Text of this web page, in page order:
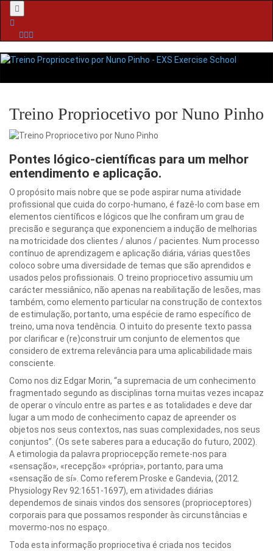
Menu
Treino Propriocetivo por Nuno Pinho
Pontes lógico-científicas para um melhor
entendimento e aplicação.
O propósito mais nobre que se pode aspirar numa atividade
profissional que cuida do corpo-humano, é fazê-lo com base em
elementos científicos e lógicos que lhe confiram um grau de
precisão e segurança que exponenciem a indução de melhorias
na motricidade dos clientes / alunos / pacientes. Num processo
contínuo de aprendizagem e aplicação diária, várias questões
coloco sobre uma diversidade de temas que são aprendidos e
usados pelos profissionais. O treino propriocetivo assumiu um
carácter messiânico, não apenas na reabilitação de lesões, mas
também, como elemento particular na construção de contextos
de estimulação, portanto, uma espécie de ramo específico de
treino, uma nova tendência. O intuito do presente texto passa
por clarificar e (re)construir um conjunto de elementos que
considero de extrema relevância para uma aplicabilidade mais
consciente.
Como nos diz Edgar Morin, “a supremacia de um conhecimento
fragmentado segundo as disciplinas torna muitas vezes incapaz
de operar o vínculo entre as partes e as totalidades e deve dar
lugar a um modo de conhecimento capaz de apreender os
objetos nos seus contextos, nas suas complexidades, nos seus
conjuntos”. (Os sete saberes para a educação do futuro, 2002).
A etimologia da palavra propriocepção remete-nos para
«sensação», «recepção» «própria», portanto, para uma
«sensação de sí». Como referem Proske e Gandevia, (2012.
Physiology Rev 92:1651-1697), em atividades diárias
dependemos de sinais vindos dos sensores (proprioceptores)
corporais para que possamos responder às circunstâncias e
movermo-nos no espaço.
Toda esta informação propriocetiva é criada nos tecidos